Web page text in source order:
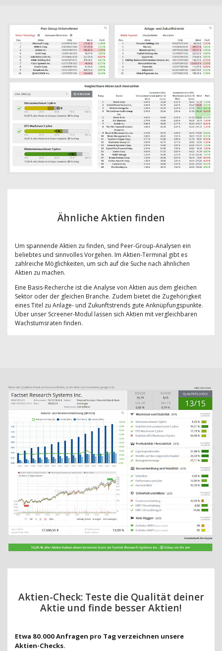
Ähnliche Aktien finden
Um spannende Aktien zu finden, sind Peer-Group-Analysen ein
beliebtes und sinnvolles Vorgehen. Im Aktien-Terminal gibt es
zahlreiche Möglichkeiten, um sich auf die Suche nach ähnlichen
Aktien zu machen.
Eine Basis-Recherche ist die Analyse von Aktien aus dem gleichen
Sektor oder der gleichen Branche. Zudem bietet die Zugehörigkeit
eines Titel zu Anlage- und Zukunftstrends gute Anknüpfungspunkte.
Über unser Screener-Modul lassen sich Aktien mit vergleichbaren
Wachstumsraten finden.
Aktien-Check: Teste die Qualität deiner
Aktie und finde besser Aktien!
Etwa 80.000 Anfragen pro Tag verzeichnen unsere
Aktien-Checks.